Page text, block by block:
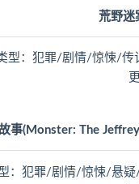
荒野迷
型：犯罪/剧情/惊悚/传
故事(Monster: The
：犯罪/剧情/惊悚/悬